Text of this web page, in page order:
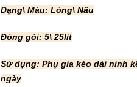
Dạng\ Màu: Lỏng\ Nâu
Đóng gói: 5\ 25lít
Sử dụng: Phụ gia kéo dài ninh
ngày